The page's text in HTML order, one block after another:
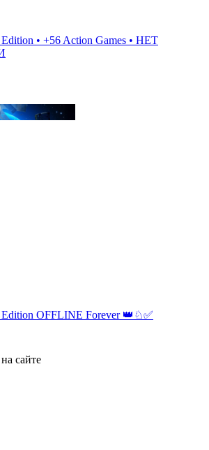
• +56 Action Games • НЕТ
OFFLINE Forever 👑♘✅
сайте